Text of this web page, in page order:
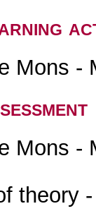
Mons -
Mons -
theory